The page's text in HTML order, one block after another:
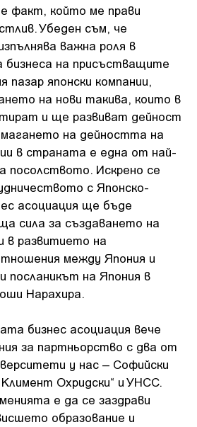
факт, който ме прави
Убеден съм, че
важна роля в
бизнеса на присъстващите
пазар японски компании,
на нови такива, които в
и ще развиват дейност
на дейността на
в страната е една от най-
посолството. Искрено се
с Японско-
асоциация ще бъде
сила за създаването на
в развитието на
между Япония и
посланикът на Япония в
Нарахира.
бизнес асоциация вече
за партньорство с два от
у нас – Софийски
Охридски“ и УНСС.
е да се заздрави
образование и